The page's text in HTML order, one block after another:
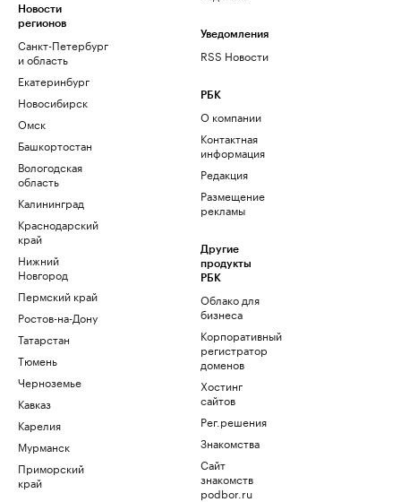
Новости
регионов
Санкт-Петербург
и область
Екатеринбург
Новосибирск
Омск
Башкортостан
Вологодская
область
Калининград
Краснодарский
край
Нижний
Новгород
Пермский край
Ростов-на-Дону
Татарстан
Тюмень
Черноземье
Кавказ
Карелия
Мурманск
Приморский
край
Уведомления
RSS Новости
РБК
О компании
Контактная
информация
Редакция
Размещение
рекламы
Другие
продукты
РБК
Облако для
бизнеса
Корпоративный
регистратор
доменов
Хостинг
сайтов
Рег.решения
Знакомства
Сайт
знакомств
podbor.ru